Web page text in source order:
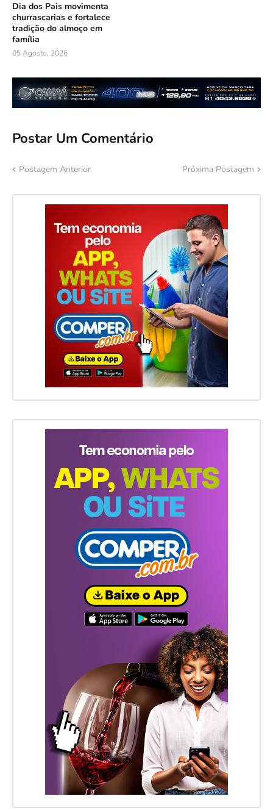
Dia dos Pais movimenta
churrascarias e fortalece
tradição do almoço em
família
05 Agosto, 2026
Postar Um Comentário
Postagem Anterior Próxima Postagem